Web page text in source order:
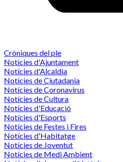
Cròniques del ple
Notícies d'Ajuntament
Notícies d'Alcaldia
Notícies de Ciutadania
Notícies de Coronavirus
Notícies de Cultura
Notícies d'Educació
Notícies d'Esports
Notícies de Festes i Fires
Notícies d'Habitatge
Notícies de Joventut
Notícies de Medi Ambient